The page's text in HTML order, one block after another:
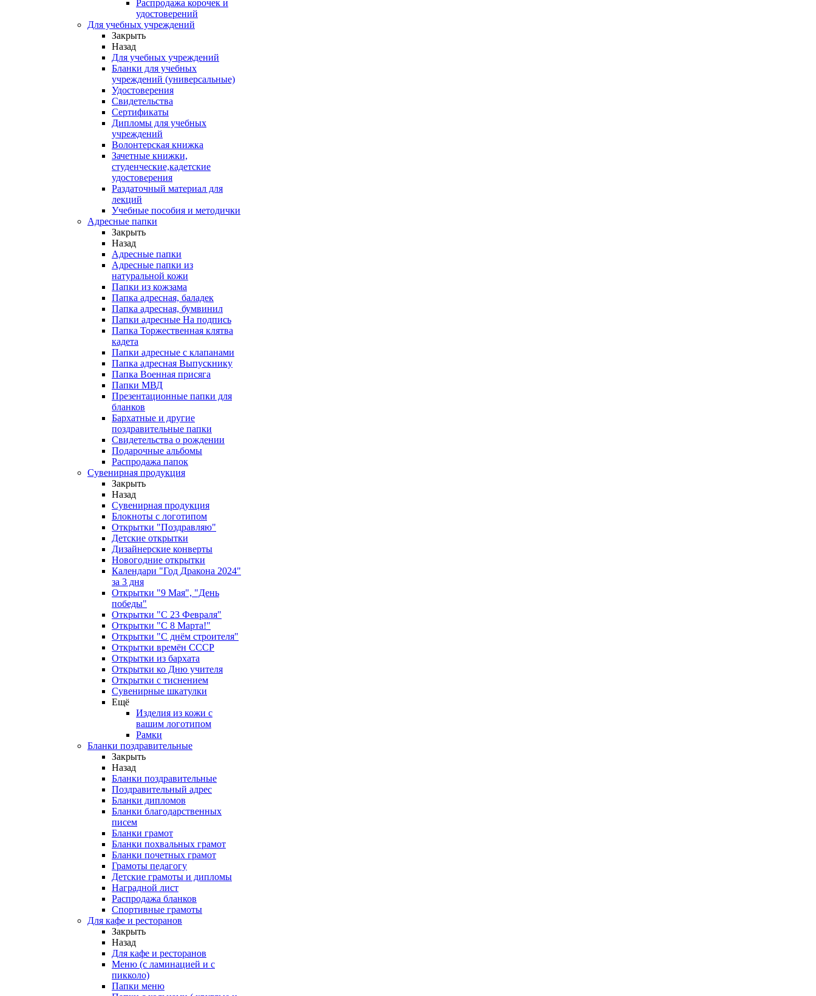
Распродажа корочек и
удостоверений
Для учебных учреждений
Закрыть
Назад
Для учебных учреждений
Бланки для учебных
учреждений (универсальные)
Удостоверения
Свидетельства
Сертификаты
Дипломы для учебных
учреждений
Волонтерская книжка
Зачетные книжки,
студенческие,кадетские
удостоверения
Раздаточный материал для
лекций
Учебные пособия и методички
Адресные папки
Закрыть
Назад
Адресные папки
Адресные папки из
натуральной кожи
Папки из кожзама
Папка адресная, баладек
Папка адресная, бумвинил
Папки адресные На подпись
Папка Торжественная клятва
кадета
Папки адресные с клапанами
Папка адресная Выпускнику
Папка Военная присяга
Папки МВД
Презентационные папки для
бланков
Бархатные и другие
поздравительные папки
Свидетельства о рождении
Подарочные альбомы
Распродажа папок
Сувенирная продукция
Закрыть
Назад
Сувенирная продукция
Блокноты с логотипом
Открытки "Поздравляю"
Детские открытки
Дизайнерские конверты
Новогодние открытки
Календари "Год Дракона 2024"
за 3 дня
Открытки "9 Мая", "День
победы"
Открытки "С 23 Февраля"
Открытки "С 8 Марта!"
Открытки "С днём строителя"
Открытки времён СССР
Открытки из бархата
Открытки ко Дню учителя
Открытки с тиснением
Сувенирные шкатулки
Ещё
Изделия из кожи с
вашим логотипом
Рамки
Бланки поздравительные
Закрыть
Назад
Бланки поздравительные
Поздравительный адрес
Бланки дипломов
Бланки благодарственных
писем
Бланки грамот
Бланки похвальных грамот
Бланки почетных грамот
Грамоты педагогу
Детские грамоты и дипломы
Наградной лист
Распродажа бланков
Спортивные грамоты
Для кафе и ресторанов
Закрыть
Назад
Для кафе и ресторанов
Меню (с ламинацией и с
пикколо)
Папки меню